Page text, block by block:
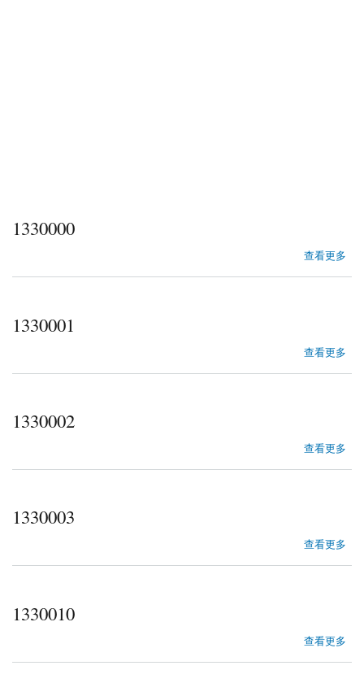
1330000
查看更多
1330001
查看更多
1330002
查看更多
1330003
查看更多
1330010
查看更多